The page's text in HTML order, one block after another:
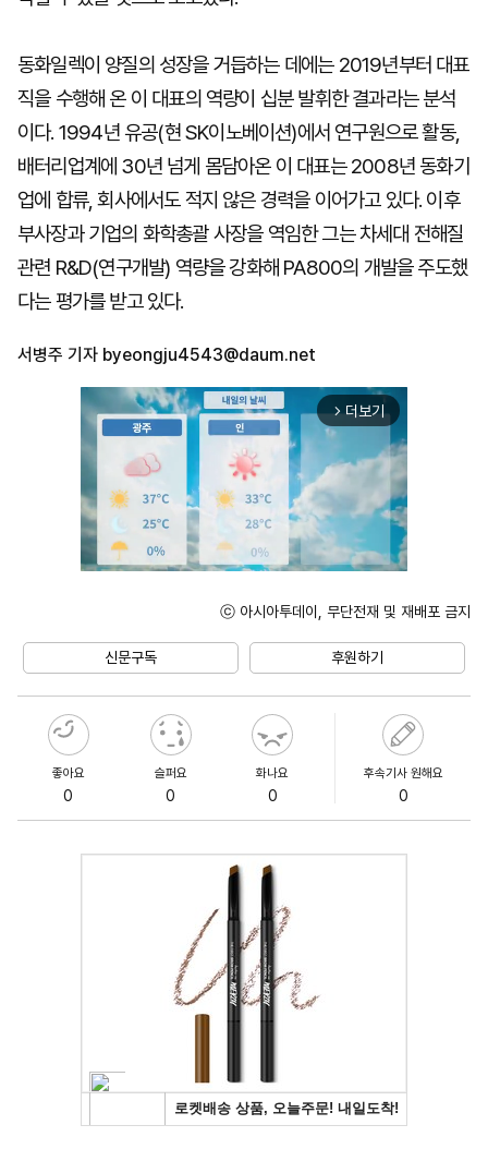
동화일렉이 양질의 성장을 거듭하는 데에는 2019년부터 대표
직을 수행해 온 이 대표의 역량이 십분 발휘한 결과라는 분석
이다. 1994년 유공(현 SK이노베이션)에서 연구원으로 활동,
배터리업계에 30년 넘게 몸담아온 이 대표는 2008년 동화기
업에 합류, 회사에서도 적지 않은 경력을 이어가고 있다. 이후
부사장과 기업의 화학총괄 사장을 역임한 그는 차세대 전해질
관련 R&D(연구개발) 역량을 강화해 PA800의 개발을 주도했
다는 평가를 받고 있다.
서병주 기자 byeongju4543@daum.net
arrow_forward_ios 더보기
ⓒ 아시아투데이, 무단전재 및 재배포 금지
신문구독 후원하기
좋아요
0
슬퍼요
0
화나요
0
후속기사 원해요
0